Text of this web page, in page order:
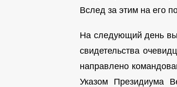
Вслед за этим на его
На следующий день
свидетельства
направлено
Указом Президиума